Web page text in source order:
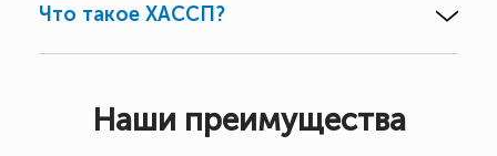
Что такое ХАССП?
Наши преимущества